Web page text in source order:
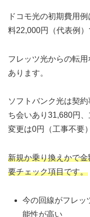
ドコモ光の初期費用
料22,000円（代表例）
フレッツ光からの転
あります。
ソフトバンク光は契
ち会いあり31,680円
変更は0円（工事不要
新規か乗り換えかで
要チェック項目です。
今の回線がフレッ
能性が高い